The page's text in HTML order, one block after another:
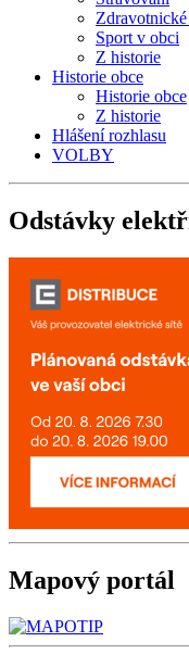
Sport v obci
Z historie
Historie obce
Historie obce
Z historie
Hlášení rozhlasu
VOLBY
Odstávky
Mapový portál